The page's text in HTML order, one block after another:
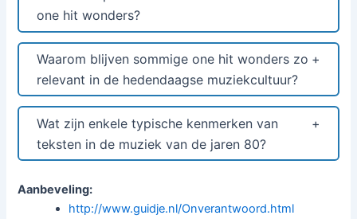
one hit wonders?
Waarom blijven sommige one hit wonders zo
relevant in de hedendaagse muziekcultuur?
Wat zijn enkele typische kenmerken van
teksten in de muziek van de jaren 80?
Aanbeveling:
http://www.guidje.nl/Onverantwoord.html